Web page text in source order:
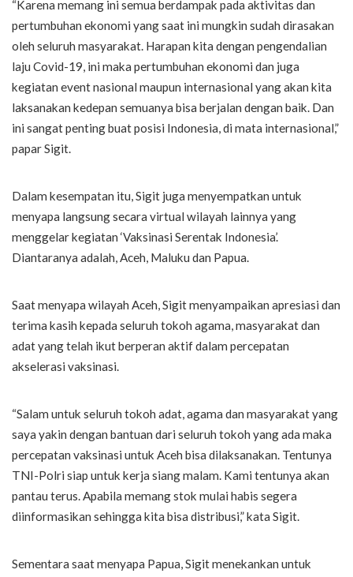
“Karena memang ini semua berdampak pada aktivitas dan
pertumbuhan ekonomi yang saat ini mungkin sudah dirasakan
oleh seluruh masyarakat. Harapan kita dengan pengendalian
laju Covid-19, ini maka pertumbuhan ekonomi dan juga
kegiatan event nasional maupun internasional yang akan kita
laksanakan kedepan semuanya bisa berjalan dengan baik. Dan
ini sangat penting buat posisi Indonesia, di mata internasional,”
papar Sigit.
Dalam kesempatan itu, Sigit juga menyempatkan untuk
menyapa langsung secara virtual wilayah lainnya yang
menggelar kegiatan ‘Vaksinasi Serentak Indonesia’.
Diantaranya adalah, Aceh, Maluku dan Papua.
Saat menyapa wilayah Aceh, Sigit menyampaikan apresiasi dan
terima kasih kepada seluruh tokoh agama, masyarakat dan
adat yang telah ikut berperan aktif dalam percepatan
akselerasi vaksinasi.
“Salam untuk seluruh tokoh adat, agama dan masyarakat yang
saya yakin dengan bantuan dari seluruh tokoh yang ada maka
percepatan vaksinasi untuk Aceh bisa dilaksanakan. Tentunya
TNI-Polri siap untuk kerja siang malam. Kami tentunya akan
pantau terus. Apabila memang stok mulai habis segera
diinformasikan sehingga kita bisa distribusi,” kata Sigit.
Sementara saat menyapa Papua, Sigit menekankan untuk